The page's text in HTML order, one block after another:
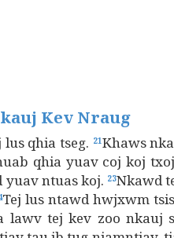
Kev Nraug
qhia tseg. 21Khaws
qhia yuav coj koj
ntuas koj. 23Nkawd
Tej lus ntawd hwjxwm
lawv tej kev zoo nkauj